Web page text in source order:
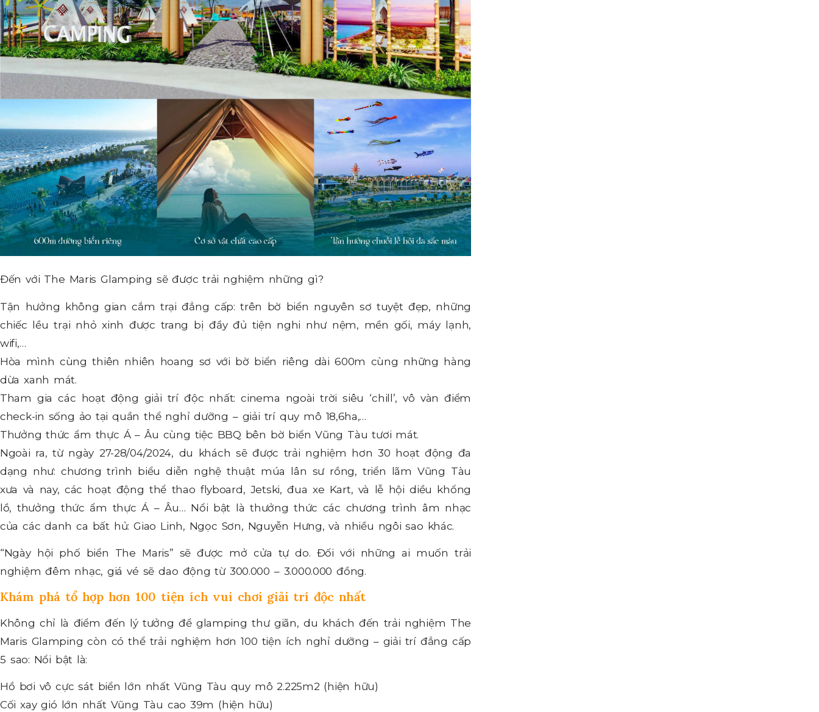
Đến với The Maris Glamping sẽ được trải nghiệm những gì?
Tận hưởng không gian cắm trại đẳng cấp: trên bờ biển nguyên sơ tuyệt đẹp, những
chiếc lều trại nhỏ xinh được trang bị đầy đủ tiện nghi như nệm, mền gối, máy lạnh,
wifi,…
Hòa mình cùng thiên nhiên hoang sơ với bờ biển riêng dài 600m cùng những hàng
dừa xanh mát.
Tham gia các hoạt động giải trí độc nhất: cinema ngoài trời siêu ‘chill’, vô vàn điểm
check-in sống ảo tại quần thể nghỉ dưỡng – giải trí quy mô 18,6ha,…
Thưởng thức ẩm thực Á – Âu cùng tiệc BBQ bên bờ biển Vũng Tàu tươi mát.
Ngoài ra, từ ngày 27-28/04/2024, du khách sẽ được trải nghiệm hơn 30 hoạt động đa
dạng như: chương trình biểu diễn nghệ thuật múa lân sư rồng, triển lãm Vũng Tàu
xưa và nay, các hoạt động thể thao flyboard, Jetski, đua xe Kart, và lễ hội diều khổng
lồ, thưởng thức ẩm thực Á – Âu… Nổi bật là thưởng thức các chương trình âm nhạc
của các danh ca bất hủ: Giao Linh, Ngọc Sơn, Nguyễn Hưng, và nhiều ngôi sao khác.
“Ngày hội phố biển The Maris” sẽ được mở cửa tự do. Đối với những ai muốn trải
nghiệm đêm nhạc, giá vé sẽ dao động từ 300.000 – 3.000.000 đồng.
Khám phá tổ hợp hơn 100 tiện ích vui chơi giải trí độc nhất
Không chỉ là điểm đến lý tưởng để glamping thư giãn, du khách đến trải nghiệm The
Maris Glamping còn có thể trải nghiệm hơn 100 tiện ích nghỉ dưỡng – giải trí đẳng cấp
5 sao: Nổi bật là:
Hồ bơi vô cực sát biển lớn nhất Vũng Tàu quy mô 2.225m2 (hiện hữu)
Cối xay gió lớn nhất Vũng Tàu cao 39m (hiện hữu)